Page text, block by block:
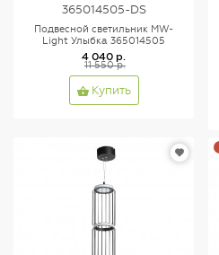
365014505-DS
Подвесной светильник MW-
Light Улыбка 365014505
4 040 р.
11 550 р.
Купить